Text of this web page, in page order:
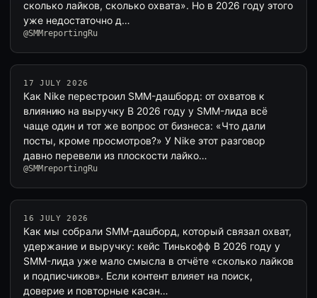
сколько лайков, сколько охвата». Но в 2026 году этого
уже недостаточно д…
@SMMreportingRu
17 JULY 2026
Как Nike перестроил SMM-дашборд: от охватов к
влиянию на выручку В 2026 году у SMM-лида всё
чаще один и тот же вопрос от бизнеса: «Что дали
посты, кроме просмотров?» У Nike этот разговор
давно перевели из плоскости лайко…
@SMMreportingRu
16 JULY 2026
Как мы собрали SMM-дашборд, который связал охват,
удержание и выручку: кейс Тинькофф В 2026 году у
SMM-лида уже мало смысла в отчёте «сколько лайков
и подписчиков». Если контент влияет на поиск,
доверие и повторные касан…